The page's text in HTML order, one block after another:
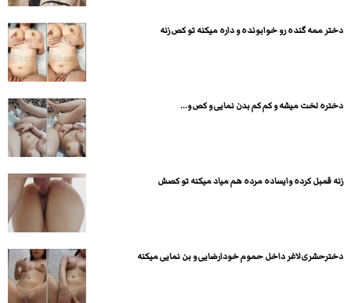
دختر ممه گنده رو خوابونده و داره میکنه تو کص زنه
دختره لخت میشه و کم کم بدن نمایی و کص و...
زنه قمبل کرده وایساده مرده هم میاد میکنه تو کصش
دخترحشری لاغر داخل حموم خودارضایی و بن نمایی میکنه